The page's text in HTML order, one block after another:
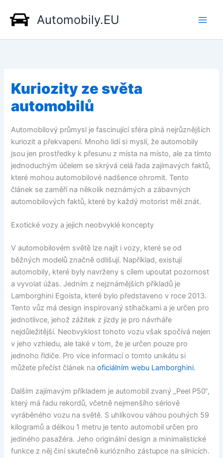
obsah
Automobily.EU
Kuriozity ze světa
automobilů
Automobilový průmysl je fascinující sféra plná nejrůznějších
kuriozit a překvapení. Mnoho lidí si myslí, že automobily
jsou jen prostředky k přesunu z místa na místo, ale za tímto
jednoduchým účelem se skrývá celá řada zajímavých faktů,
které mohou automobilové nadšence ohromit. Tento
článek se zaměří na několik neznámých a zábavných
automobilových faktů, které by každý motorist měl znát.
Exotické vozy a jejich neobvyklé koncepty
V automobilovém světě lze najít i vozy, které se od
běžných modelů značně odlišují. Například, existují
automobily, které byly navrženy s cílem upoutat pozornost
a vyvolat úžas. Jedním z nejznámějších příkladů je
Lamborghini Egoista, které bylo představeno v roce 2013.
Tento vůz má design inspirovaný stíhačkami a je určen pro
jednotlivce, jehož zážitek z jízdy je pro návrháře
nejdůležitější. Neobvyklost tohoto vozu však spočívá nejen
v jeho vzhledu, ale také v tom, že je určen pouze pro
jednoho řidiče. Pro více informací o tomto unikátu si
můžete přečíst článek naoficiálním webu Lamborghini.
Dalším zajímavým příkladem je automobil zvaný „Peel P50“,
který má řadu rekordů, včetně nejmenšího sériově
vyráběného vozu na světě. S uhlíkovou váhou pouhých 59
kilogramů a délkou 1 metru je tento automobil určen pro
jediného pasažéra. Jeho originální design a minimalistické
funkce z něj činí skutečně kuriózního zástupce na silnicích.